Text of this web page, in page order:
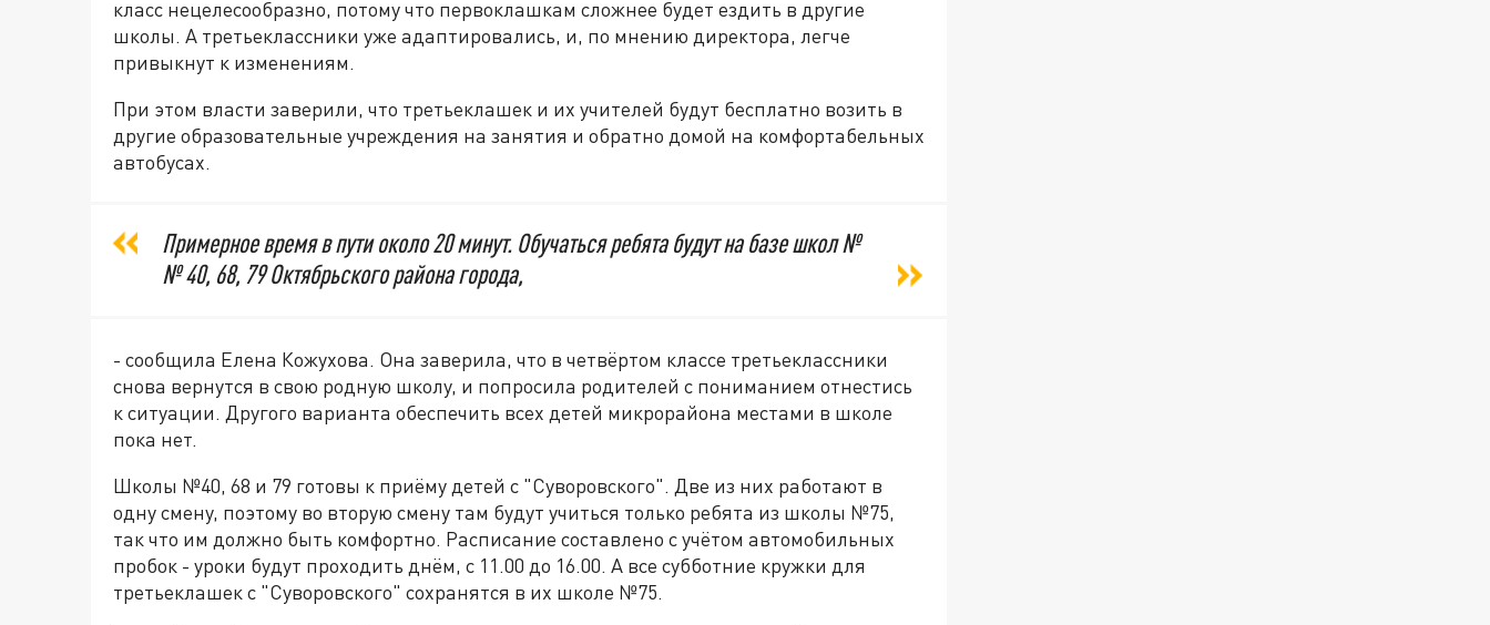
класс нецелесообразно, потому что первоклашкам сложнее будет ездить в другие
школы. А третьеклассники уже адаптировались, и, по мнению директора, легче
привыкнут к изменениям.
При этом власти заверили, что третьеклашек и их учителей будут бесплатно возить в
другие образовательные учреждения на занятия и обратно домой на комфортабельных
автобусах.
Примерное время в пути около 20 минут. Обучаться ребята будут на базе школ №
№ 40, 68, 79 Октябрьского района города,
- сообщила Елена Кожухова. Она заверила, что в четвёртом классе третьеклассники
снова вернутся в свою родную школу, и попросила родителей с пониманием отнестись
к ситуации. Другого варианта обеспечить всех детей микрорайона местами в школе
пока нет.
Школы №40, 68 и 79 готовы к приёму детей с "Суворовского". Две из них работают в
одну смену, поэтому во вторую смену там будут учиться только ребята из школы №75,
так что им должно быть комфортно. Расписание составлено с учётом автомобильных
пробок - уроки будут проходить днём, с 11.00 до 16.00. А все субботние кружки для
третьеклашек с "Суворовского" сохранятся в их школе №75.